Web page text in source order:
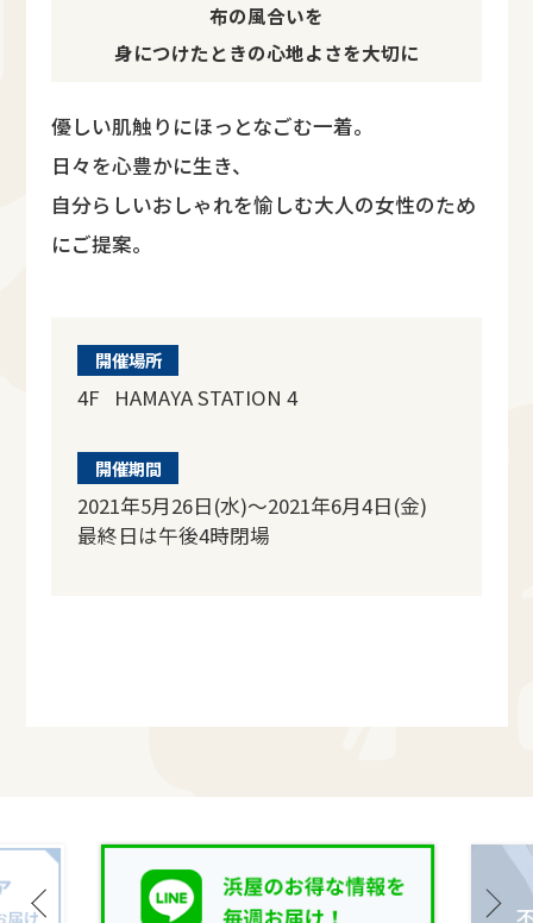
布の風合いを
身につけたときの心地よさを大切に
優しい肌触りにほっとなごむ一着。
日々を心豊かに生き、
自分らしいおしゃれを愉しむ大人の女性のため
にご提案。
開催場所
4F HAMAYA STATION 4
開催期間
2021年5月26日(水)～2021年6月4日(金)
最終日は午後4時閉場